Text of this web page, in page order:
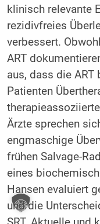
klinisch relevante
rezidivfreies
verbessert.
ART
aus, dass die
Patienten
Ärzte sprechen
engmaschige
frühen Salvage-
eines
Hansen evaluiert
und die